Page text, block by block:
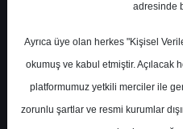
adresinde
Ayrıca üye olan herkes "Kişisel
okumuş ve kabul etmiştir. Açılacak
platformumuz yetkili merciler ile
zorunlu şartlar ve resmi kurumlar